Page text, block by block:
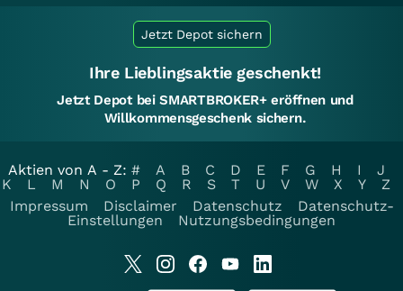
Jetzt Depot sichern
Ihre Lieblingsaktie geschenkt!
Jetzt Depot bei SMARTBROKER+ eröffnen und
Willkommensgeschenk sichern.
Aktien von A - Z: # A B C D E F G H I
J
K
L M N O P Q R S T U V W X Y
Z
Impressum
Disclaimer Datenschutz
Datenschutz-
Einstellungen
Nutzungsbedingungen